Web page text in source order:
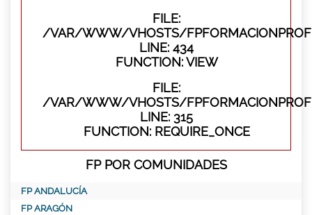
FILE:
/VAR/WWW/VHOSTS/
LINE: 434
FUNCTION: VIEW
FILE:
/VAR/WWW/VHOSTS/
LINE: 315
FUNCTION: REQUIRE_ONCE
FP POR COMUNIDADES
FP ANDALUCÍA
FP ARAGÓN